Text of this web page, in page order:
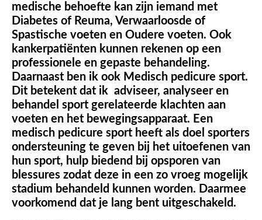
medische behoefte kan zijn iemand met
Diabetes of Reuma, Verwaarloosde of
Spastische voeten en Oudere voeten. Ook
kankerpatiënten kunnen rekenen op een
professionele en gepaste behandeling.
Daarnaast ben ik ook Medisch pedicure sport.
Dit betekent dat ik adviseer, analyseer en
behandel sport gerelateerde klachten aan
voeten en het bewegingsapparaat. Een
medisch pedicure sport heeft als doel sporters
ondersteuning te geven bij het uitoefenen van
hun sport, hulp biedend bij opsporen van
blessures zodat deze in een zo vroeg mogelijk
stadium behandeld kunnen worden. Daarmee
voorkomend dat je lang bent uitgeschakeld.